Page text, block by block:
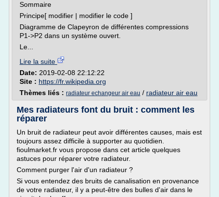
Sommaire
Principe[ modifier | modifier le code ]
Diagramme de Clapeyron de différentes compressions
P1->P2 dans un système ouvert.
Le...
Lire la suite
Date: 2019-02-08 22:12:22
Site : https://fr.wikipedia.org
Thèmes liés : radiateur echangeur air eau / radiateur air eau
Mes radiateurs font du bruit : comment les
réparer
Un bruit de radiateur peut avoir différentes causes, mais est
toujours assez difficile à supporter au quotidien.
fioulmarket.fr vous propose dans cet article quelques
astuces pour réparer votre radiateur.
Comment purger l'air d'un radiateur ?
Si vous entendez des bruits de canalisation en provenance
de votre radiateur, il y a peut-être des bulles d'air dans le